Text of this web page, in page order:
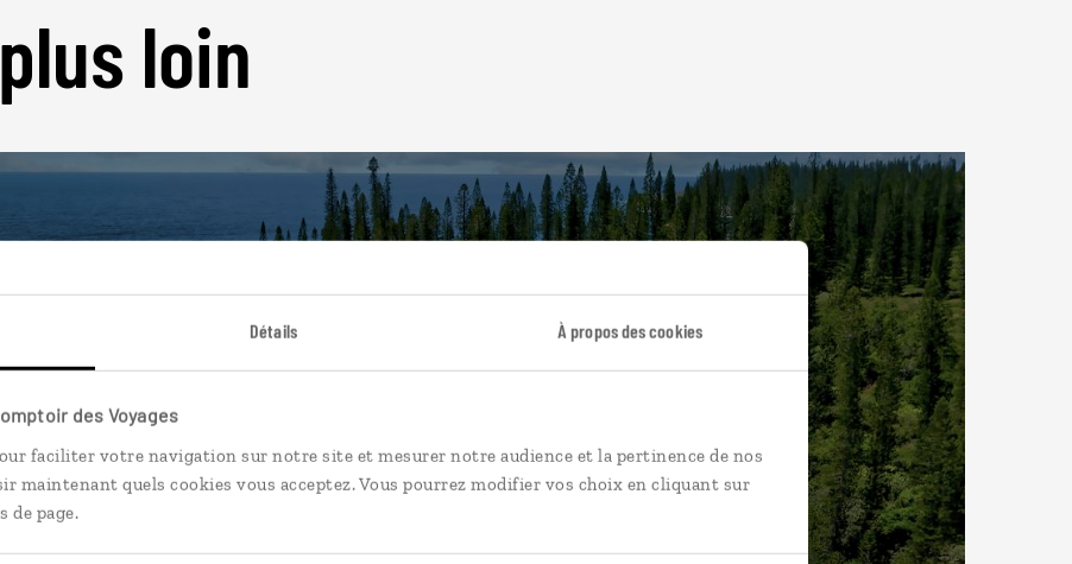
Détails À propos des cookies
des Voyages
faciliter votre navigation sur notre site et mesurer notre audience et la pertinence de nos
maintenant quels cookies vous acceptez. Vous pourrez modifier vos choix en cliquant sur
de page.
loin
Calédonie